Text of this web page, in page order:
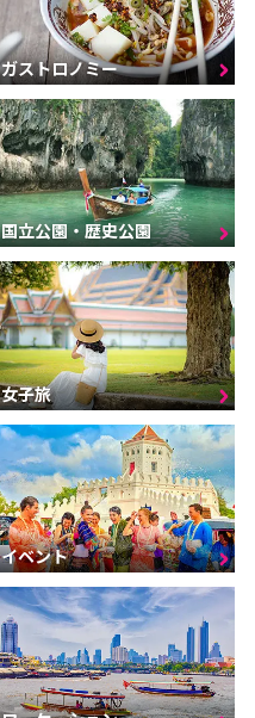
ガストロノミー
国立公園・歴史公園
女子旅
イベント